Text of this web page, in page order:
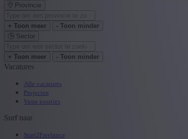
Provincie
+ Toon meer
- Toon minder
Sector
+ Toon meer - Toon minder
Vacatures
Alle vacatures
Projecten
Vaste posities
Surf naar
Start2Freelance